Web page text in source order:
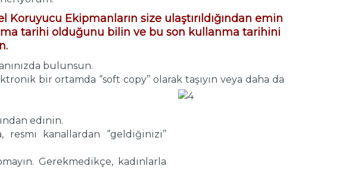
Ekipmanların size ulaştırıldığından emin
tarihi olduğunu bilin ve bu son kullanma tarihini
bulunsun.
bir ortamda ‘’soft copy’’ olarak taşıyın veya da ha da
edinin.
kanallardan ‘’geldiğinizi’’
Gerekmedikçe, kadınlarla